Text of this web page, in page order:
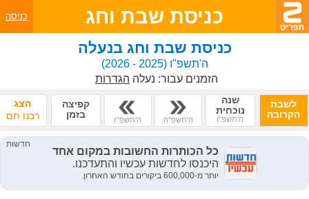
כניסת שבת וחג כניסה
כניסת שבת וחג בנעלה
ה'תשפ"ו(2025 - 2026)
הזמנים עבור: נעלה הגדרות
לשבת
הקרובה
שנה
נוכחית
ה'תשפ"ו ה'תשפ"ה ה'תשפ"ז
קפיצה
בזמן
הצג
רבנו תם